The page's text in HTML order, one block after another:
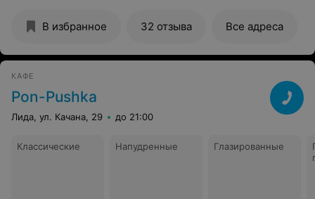
тяжёлая, депрессивная. Утром в субботу точно не
В избранное 32 отзыва Все адреса
КАФЕ
Pon-Pushka
Лида, ул. Качана, 29 до 21:00
Классические Напудренные Глазированные